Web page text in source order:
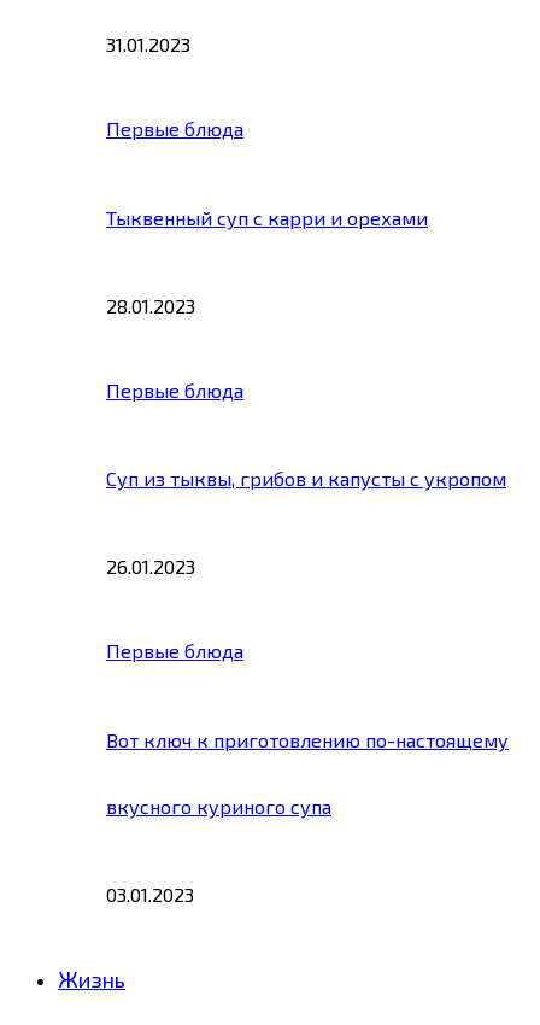
31.01.2023
Первые блюда
Тыквенный суп с карри и орехами
28.01.2023
Первые блюда
Суп из тыквы, грибов и капусты с укропом
26.01.2023
Первые блюда
Вот ключ к приготовлению по-настоящему
вкусного куриного супа
03.01.2023
Жизнь